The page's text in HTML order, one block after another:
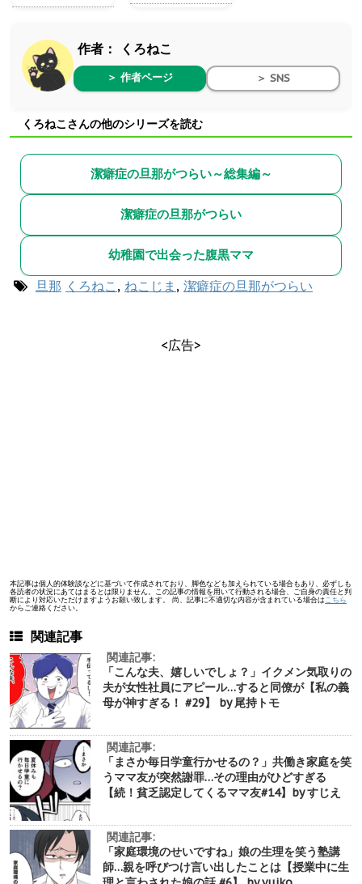
作者： くろねこ
＞ 作者ページ ＞ SNS
くろねこさんの他のシリーズを読む
潔癖症の旦那がつらい～総集編～
潔癖症の旦那がつらい
幼稚園で出会った腹黒ママ
旦那 くろねこ , ねこじま , 潔癖症の旦那がつらい
<広告>
本記事は個人的体験談などに基づいて作成されており、脚色なども加えられている場合もあり、必ずしも
各読者の状況にあてはまるとは限りません。この記事の情報を用いて行動される場合、ご自身の責任と判
断により対応いただけますようお願い致します。 尚、記事に不適切な内容が含まれている場合は こちら
からご連絡ください。
関連記事
関連記事:
「こんな夫、嬉しいでしょ？」イクメン気取りの
夫が女性社員にアピール…すると同僚が【私の義
母が神すぎる！ #29】 by 尾持トモ
関連記事:
「まさか毎日学童行かせるの？」共働き家庭を笑
うママ友が突然謝罪…その理由がひどすぎる
【続！貧乏認定してくるママ友#14】by すじえ
関連記事:
「家庭環境のせいですね」娘の生理を笑う塾講
師…親を呼びつけ言い出したことは【授業中に生